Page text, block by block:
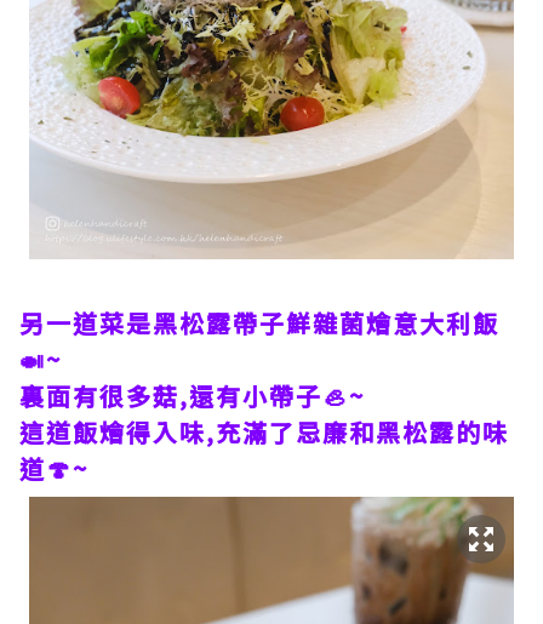
另一道菜是黑松露帶子鮮雜菌燴意大利飯
🍛~
裏面有很多菇,還有小帶子🦪~
這道飯燴得入味,充滿了忌廉和黑松露的味
道🍄~